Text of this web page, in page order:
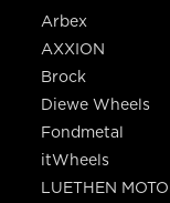
Arbex
AXXION
Brock
Diewe Wheels
Fondmetal
itWheels
LUETHEN